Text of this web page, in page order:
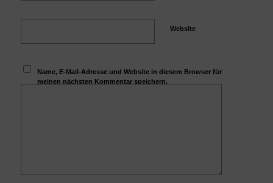
Website
Name, E-Mail-Adresse und Website in diesem Browser für
meinen nächsten Kommentar speichern.